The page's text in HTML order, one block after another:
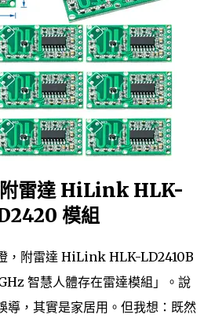
雷達 HiLink HLK-
模組
，附雷達 HiLink HLK-LD2410B
智慧人體存在雷達模組」。說
導，其實是家居用。但我想：既然